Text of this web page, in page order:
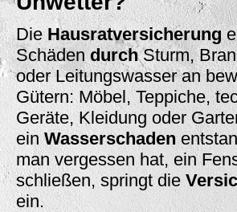
DieHausratversicherung
SchädendurchSturm,
oder Leitungswasser an
Gütern: Möbel, Teppiche,
Geräte, Kleidung oder
einWasserschaden
man vergessen hat, ein
schließen, springt die
ein.